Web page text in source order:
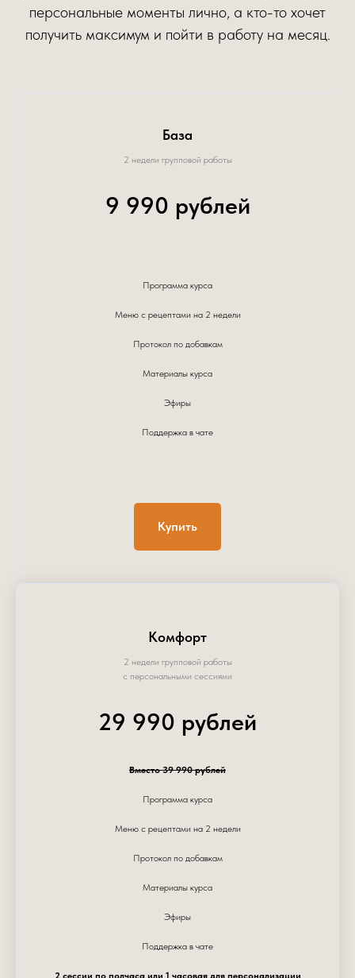
персональные моменты лично, а кто-то хочет
получить максимум и пойти в работу на месяц.
База
2 недели групповой работы
9 990 рублей
Программа курса
Меню с рецептами на 2 недели
Протокол по добавкам
Материалы курса
Эфиры
Поддержка в чате
Купить
Комфорт
2 недели групповой работы
с персональными сессиями
29 990 рублей
Вместо 39 990 рублей
Программа курса
Меню с рецептами на 2 недели
Протокол по добавкам
Материалы курса
Эфиры
Поддержка в чате
2 сессии по полчаса или 1 часовая для персонализации